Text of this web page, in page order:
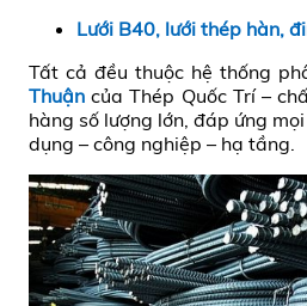
Lưới B40, lưới thép hàn,
Tất cả đều thuộc hệ thống
Thuận của Thép Quốc Trí –
hàng số lượng lớn, đáp ứng
dụng – công nghiệp – hạ tầng.